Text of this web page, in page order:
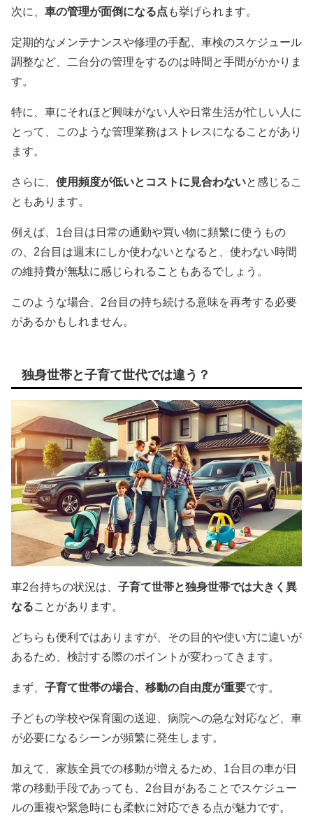
次に、 車の管理が面倒になる点 も挙げられます。
定期的なメンテナンスや修理の手配、車検のスケジュール
調整など、二台分の管理をするのは時間と手間がかかりま
す。
特に、車にそれほど興味がない人や日常生活が忙しい人に
とって、このような管理業務はストレスになることがあり
ます。
さらに、 使用頻度が低いとコストに見合わないと感じるこ
ともあります。
例えば、1台目は日常の通勤や買い物に頻繁に使うもの
の、2台目は週末にしか使わないとなると、使わない時間
の維持費が無駄に感じられることもあるでしょう。
このような場合、2台目の持ち続ける意味を再考する必要
があるかもしれません。
独身世帯と子育て世代では違う？
車2台持ちの状況は、 子育て世帯と独身世帯では大きく異
なることがあります。
どちらも便利ではありますが、その目的や使い方に違いが
あるため、検討する際のポイントが変わってきます。
まず、 子育て世帯の場合、移動の自由度が重要です。
子どもの学校や保育園の送迎、病院への急な対応など、車
が必要になるシーンが頻繁に発生します。
加えて、家族全員での移動が増えるため、1台目の車が日
常の移動手段であっても、2台目があることでスケジュー
ルの重複や緊急時にも柔軟に対応できる点が魅力です。